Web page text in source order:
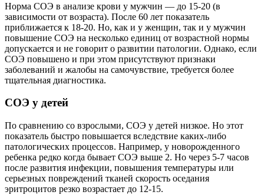
Норма СОЭ в анализе крови у мужчин — до 15-20 (в
зависимости от возраста). После 60 лет показатель
приближается к 18-20. Но, как и у женщин, так и у мужчин
повышение СОЭ на несколько единиц от возрастной нормы
допускается и не говорит о развитии патологии. Однако, если
СОЭ повышено и при этом присутствуют признаки
заболеваний и жалобы на самочувствие, требуется более
тщательная диагностика.
СОЭ у детей
По сравнению со взрослыми, СОЭ у детей низкое. Но этот
показатель быстро повышается вследствие каких-либо
патологических процессов. Например, у новорожденного
ребенка редко когда бывает СОЭ выше 2. Но через 5-7 часов
после развития инфекции, повышения температуры или
серьезных повреждений тканей скорость оседания
эритроцитов резко возрастает до 12-15.